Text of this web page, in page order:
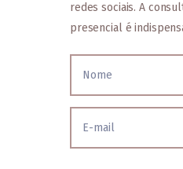
redes sociais. A
presencial é